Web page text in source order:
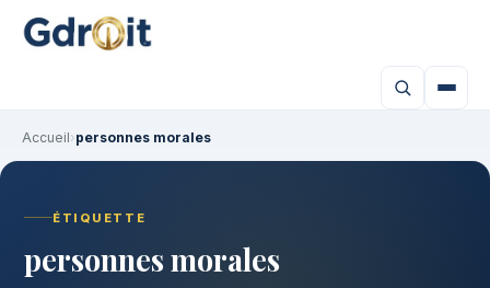
Accueil›personnes morales
ÉTIQUETTE
personnes morales